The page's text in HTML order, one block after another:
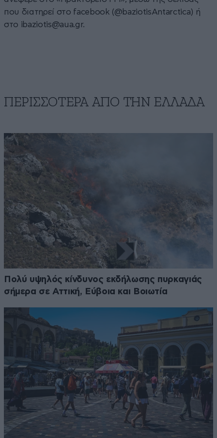
που διατηρεί στο facebook (@baziotisAntarctica) ή
στο ibaziotis@aua.gr.
ΠΕΡΙΣΣΟΤΕΡΑ ΑΠΟ ΤΗΝ ΕΛΛΑΔΑ
Πολύ υψηλός κίνδυνος εκδήλωσης πυρκαγιάς
σήμερα σε Αττική, Εύβοια και Βοιωτία